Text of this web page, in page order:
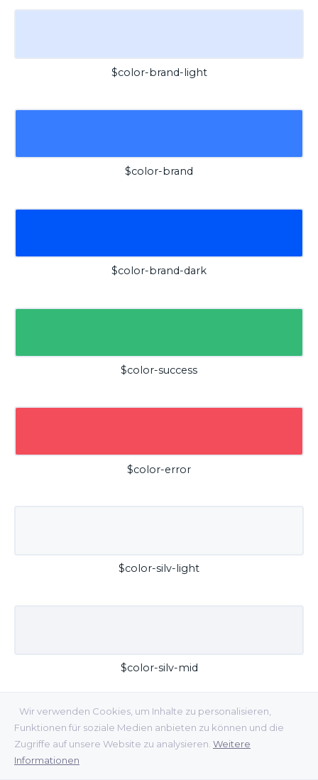
Wir verwenden Cookies, um Inhalte zu personalisieren,
Funktionen für soziale Medien anbieten zu können und die
Zugriffe auf unsere Website zu analysieren. Weitere
Informationen
$color-brand-light
$color-brand
$color-brand-dark
$color-success
$color-error
$color-silv-light
$color-silv-mid